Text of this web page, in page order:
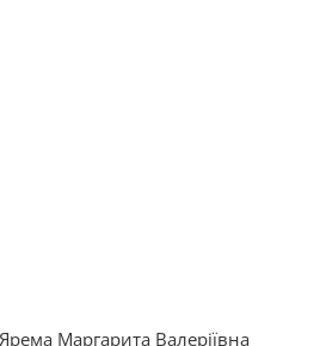
Маргарита Валеріївна